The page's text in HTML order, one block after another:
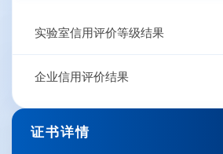
实验室信用评价等级结果
企业信用评价结果
证书详情